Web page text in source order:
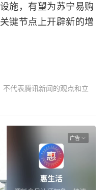
施，有望为苏宁易购
键节点上开辟新的增
代表腾讯新闻的观点和立
广告